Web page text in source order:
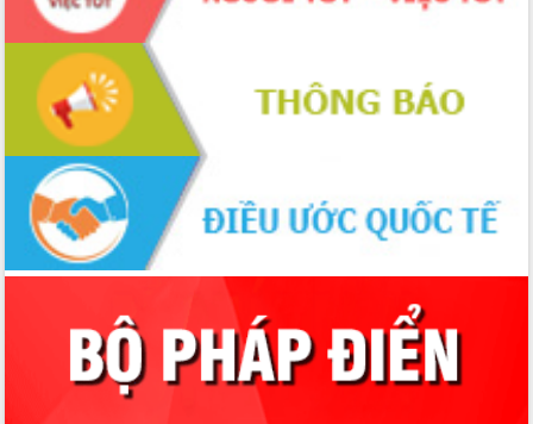
Đoàn đại biểu Quốc hội tỉnh Đắk Lắk
trao đổi thông tin trước Kỳ họp thứ
nhất, Quốc hội khóa XVI
Quyết liệt cải cách hành chính, khơi
thông nguồn lực phát triển
Nâng cao hiệu lực, hiệu quả HĐND
tỉnh thông qua hiện đại hóa hành chính
Xã Ea Phê gắn cải cách hành chính với
chuyển đổi số
Phó Chủ tịch Thường trực UBND tỉnh
Hồ Thị Nguyên Thảo làm việc tại Trung
tâm Phục vụ hành chính công xã Ea
Xây dựng nền hành chính số đồng
hành cùng nông dân dân, doanh nghiệp
Giai đoạn 2026-2030, Đắk Lắk phấn